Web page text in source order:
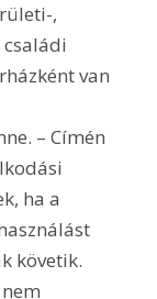
,
van
– Címén
ha a
követik.